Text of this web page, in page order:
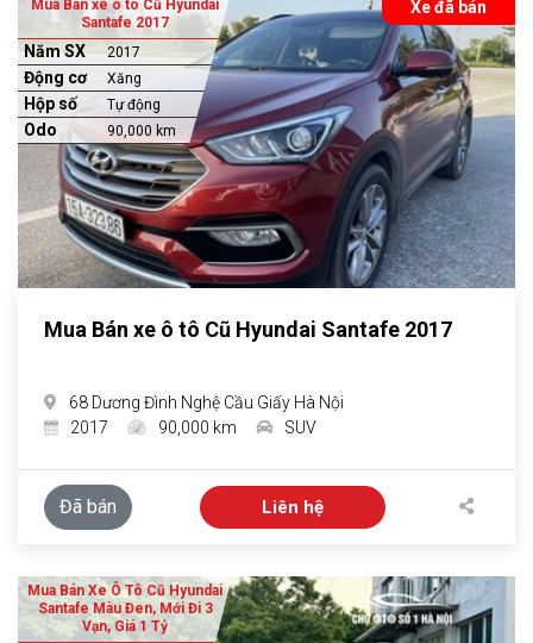
Xe đã bán
Mua Bán xe ô tô Cũ Hyundai
Santafe 2017
Năm SX 2017
Động cơ Xăng
Hộp số Tự động
Odo 90,000 km
Mua Bán xe ô tô Cũ Hyundai Santafe 2017
68 Dương Đình Nghệ Cầu Giấy Hà Nội
2017
90,000 km SUV
Đã bán Liên hệ
Mua Bán Xe Ô Tô Cũ Hyundai
Santafe Màu Đen, Mới Đi 3
Vạn, Giá 1 Tỷ